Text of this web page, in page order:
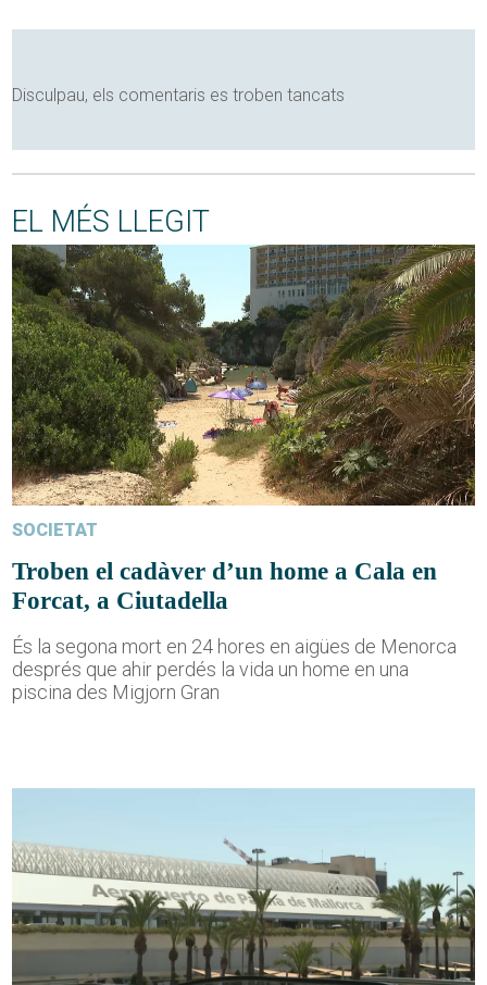
Disculpau, els comentaris es troben tancats
EL MÉS LLEGIT
SOCIETAT
Troben el cadàver d’un home a Cala en
Forcat, a Ciutadella
És la segona mort en 24 hores en aigües de Menorca
després que ahir perdés la vida un home en una
piscina des Migjorn Gran